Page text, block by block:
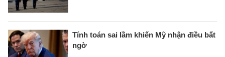
Tính toán sai lầm khiến Mỹ nhận điều bất
ngờ